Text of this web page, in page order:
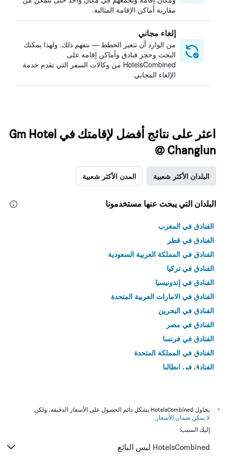
مقارنة أماكن الإقامة المثالية.
إلغاء مجاني
من الوارد أن تتغير الخطط — نتفهم ذلك. ولهذا يمكنك
البحث وحجز فنادق وأماكن إقامة على
HotelsCombined من وكالات السفر التي تقدم خدمة
الإلغاء المجاني
اعثر على نتائج أفضل لإقامتك في Gm Hotel
@ Changlun
البلدان الأكثر شعبية المدن الأكثر شعبية
البلدان التي يبحث عنها مستخدمونا
الفنادق في المغرب
الفنادق في قطر
الفنادق في المملكة العربية السعودية
الفنادق في تركيا
الفنادق في إندونيسيا
الفنادق في الامارات العربية المتحدة
الفنادق في البحرين
الفنادق في مصر
الفنادق في فرنسا
الفنادق في المملكة المتحدة
الفنادق في إيطاليا
*
يحاول HotelsCombined بشكل دائم الحصول على الأسعار الدقيقة، ولكن
لا يمكن ضمان الأسعار .
إليك السبب:
HotelsCombined ليس البائع